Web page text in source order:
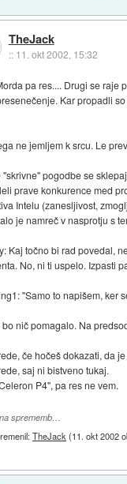
TheJack
:: 11. okt 2002, 15:32
pa res.... Drugi se raje
Kar propadli
ne jemljem k srcu. Le
''skrivne'' pogodbe se
prave konkurence med
Intelu (zanesljivost,
je namreč v nasprotju s
Kaj točno bi rad povedal,
No, ni ti uspelo. Izpasti
''Samo to napišem, ker
bo nič pomagalo. Na
če hočeš dokazati, da
saj ni bistveno tukaj.
P4'', pa res ne vem.
sprememb…
TheJack (11. okt 2002